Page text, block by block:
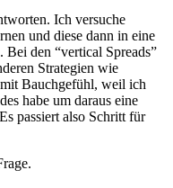
Ich versuche
und diese dann in eine
Bei den “vertical Spreads”
Strategien wie
Bauchgefühl, weil ich
habe um daraus eine
passiert also Schritt für